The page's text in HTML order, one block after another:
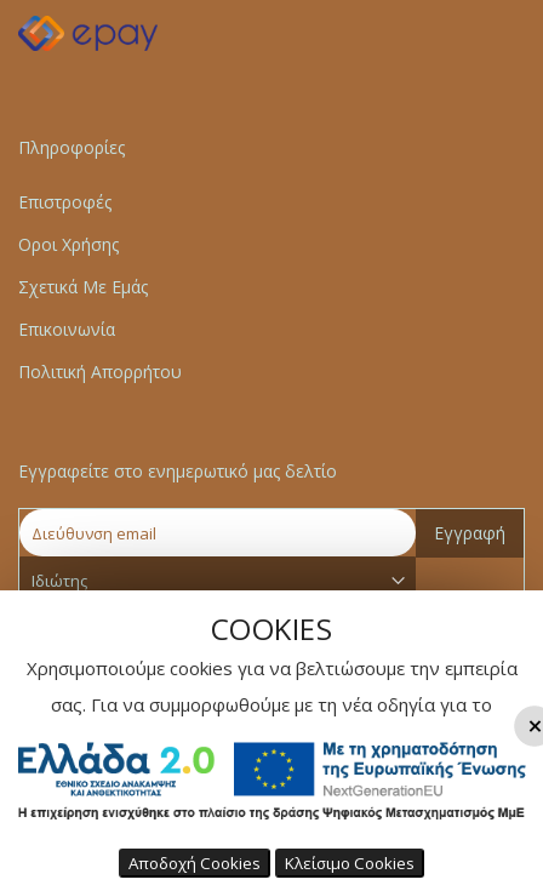
COOKIES
Χρησιμοποιούμε cookies για να βελτιώσουμε την εμπειρία
σας. Για να συμμορφωθούμε με τη νέα οδηγία για το
ηλεκτρονικό απόρρητο, πρέπει να ζητήσουμε τη
συγκατάθεσή σας για τη ρύθμιση των cookies.Δείτε
περισσότερα
Αποδοχή Cookies Κλείσιμο Cookies
×
Πληροφορίες
Επιστροφές
Οροι Χρήσης
Σχετικά Με Εμάς
Επικοινωνία
Πολιτική Απορρήτου
Εγγραφείτε στο ενημερωτικό μας δελτίο
Εγγραφή
rights reserved.